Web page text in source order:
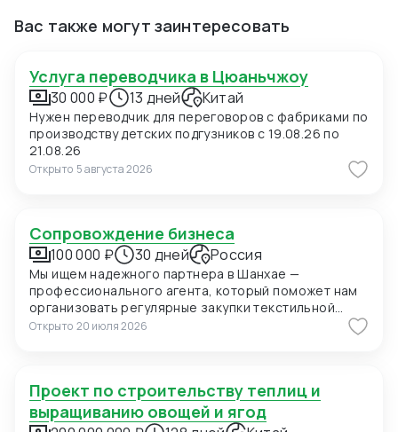
Вас также могут заинтересовать
Услуга переводчика в Цюаньчжоу
30 000 ₽ 13 дней Китай
Нужен переводчик для переговоров с фабриками по
производству детских подгузников с 19.08.26 по
21.08.26
Открыто 5 августа 2026
Сопровождение бизнеса
100 000 ₽ 30 дней Россия
Мы ищем надежного партнера в Шанхае —
профессионального агента, который поможет нам
организовать регулярные закупки текстильной
продукции и фурнитуры в Китае. В ближайшее время
мы планируем приехать в Шанхай для личных встреч
и поиск подходящих фабрик. Конкретно сейчас нас
интересуют позиции: 1. Вешалки пластиковые для
мужских костюмов с возможностью нанесения
Открыто 20 июля 2026
Проект по строительству теплиц и
выращиванию овощей и ягод